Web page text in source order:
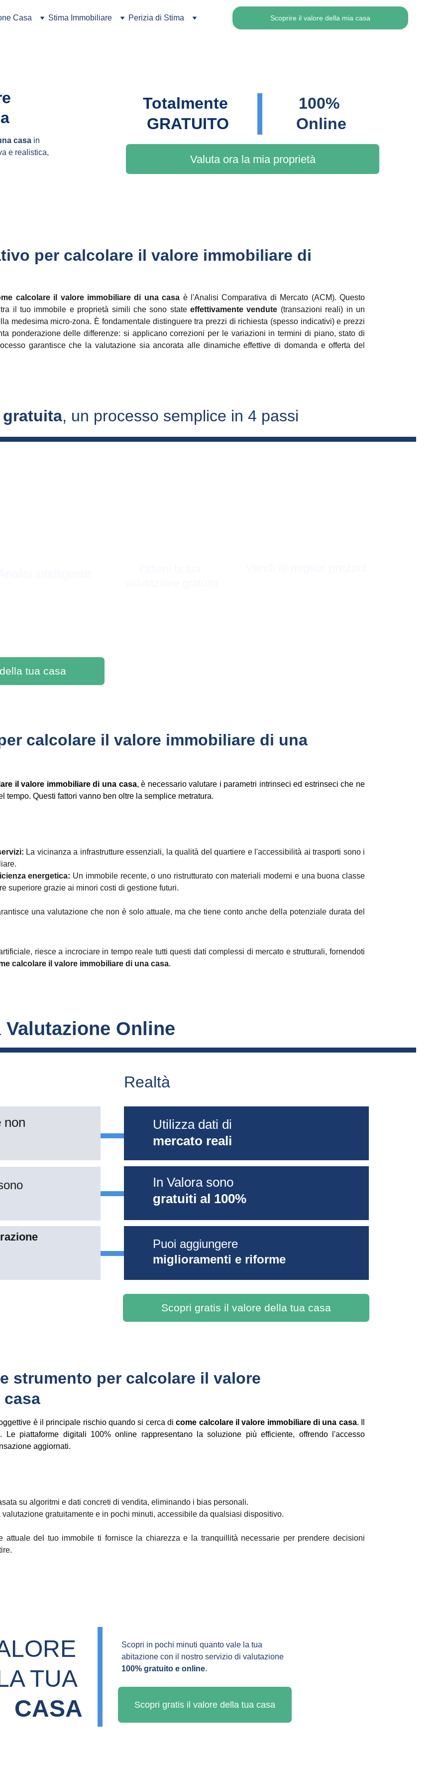
Casa Stima Immobiliare Perizia di Stima Scoprire il valore della mia casa
casa in
e realistica,
Totalmente
GRATUITO
100%
Online
Valuta ora la mia proprietà
per calcolare il valore immobiliare di
calcolare il valore immobiliare di una casa è l'Analisi Comparativa di Mercato (ACM). Questo
il tuo immobile e proprietà simili che sono stateeffettivamente vendute (transazioni reali) in un
medesima micro-zona. È fondamentale distinguere tra prezzi di richiesta (spesso indicativi) e prezzi
ponderazione delle differenze: si applicano correzioni per le variazioni in termini di piano, stato di
garantisce che la valutazione sia ancorata alle dinamiche effettive di domanda e offerta del
tua casa
, un processo semplice in 4 passi
calcolare il valore immobiliare di una
il valore immobiliare di una casa, è necessario valutare i parametri intrinseci ed estrinseci che ne
tempo. Questi fattori vanno ben oltre la semplice metratura.
La vicinanza a infrastrutture essenziali, la qualità del quartiere e l'accessibilità ai trasporti sono i
energetica: Un immobile recente, o uno ristrutturato con materiali moderni e una buona classe
superiore grazie ai minori costi di gestione futuri.
una valutazione che non è solo attuale, ma che tiene conto anche della potenziale durata del
riesce a incrociare in tempo reale tutti questi dati complessi di mercato e strutturali, fornendoti
calcolare il valore immobiliare di una casa.
Scopri gratis il valore della tua casa
Valutazione Online
Realtà
non
Utilizza dati di
mercato reali
In Valora sono
gratuiti al 100%
Puoi aggiungere
miglioramenti e riforme
strumento per calcolare il valore
è il principale rischio quando si cerca dicome calcolare il valore immobiliare di una casa. Il
Le piattaforme digitali 100% online rappresentano la soluzione più efficiente, offrendo l'accesso
aggiornati.
su algoritmi e dati concreti di vendita, eliminando i bias personali.
valutazione gratuitamente e in pochi minuti, accessibile da qualsiasi dispositivo.
attuale del tuo immobile ti fornisce la chiarezza e la tranquillità necessarie per prendere decisioni
TUA
CASA
Scopri gratis il valore della tua casa
Scopri in pochi minuti quanto vale la tua
abitazione con il nostro servizio di valutazione
100% gratuito e online.